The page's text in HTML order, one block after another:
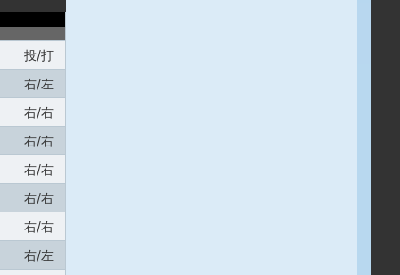
投/打
右/左
右/右
右/右
右/右
右/右
右/右
右/左